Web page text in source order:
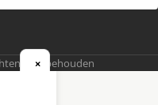
voorbehouden
×